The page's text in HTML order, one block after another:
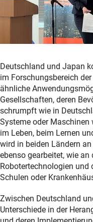
Deutschland und Japan
im Forschungsbereich
ähnliche
Gesellschaften, deren
schrumpft wie in
Systeme oder Maschinen
im Leben, beim Lernen
wird in beiden Ländern
ebenso gearbeitet, wie
Robotertechnologien
Schulen oder
Zwischen Deutschland
Unterschiede in der